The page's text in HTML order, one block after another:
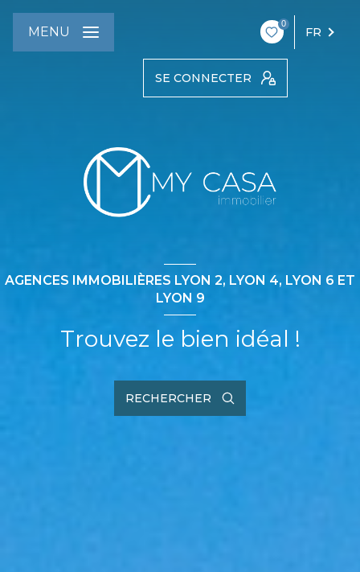
SE CONNECTER
0
FR
MENU
AGENCES IMMOBILIÈRES LYON 2, LYON 4, LYON 6 ET
LYON 9
Trouvez le bien idéal !
RECHERCHER